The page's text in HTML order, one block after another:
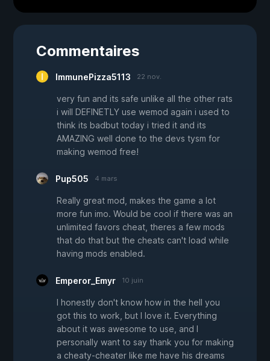
Commentaires
ImmunePizza5113 22 nov.
very fun and its safe unlike all the other rats
i will DEFINETLY use wemod again i used to
think its badbut today i tried it and its
AMAZING well done to the devs tysm for
making wemod free!
Pup505 4 mars
Really great mod, makes the game a lot
more fun imo. Would be cool if there was an
unlimited favors cheat, theres a few mods
that do that but the cheats can't load while
having mods enabled.
Emperor_Emyr 10 juin
I honestly don't know how in the hell you
got this to work, but I love it. Everything
about it was awesome to use, and I
personally want to say thank you for making
a cheaty-cheater like me have his dreams